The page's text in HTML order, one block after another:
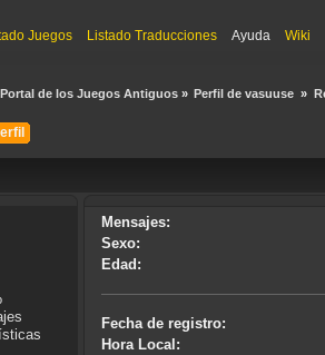
Juegos Listado Traducciones Ayuda Wiki
de los Juegos Antiguos» Perfil de vasuuse »
Mensajes:
Sexo:
Edad:
Fecha de registro:
Hora Local: